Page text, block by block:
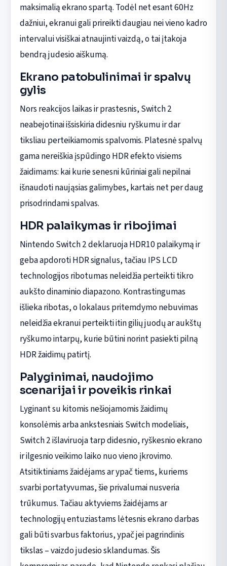
maksimalią ekrano spartą. Todėl net esant 60Hz
dažniui, ekranui gali prireikti daugiau nei vieno kadro
intervalui visiškai atnaujinti vaizdą, o tai įtakoja
bendrą judesio aiškumą.
Ekrano patobulinimai ir spalvų
gylis
Nors reakcijos laikas ir prastesnis, Switch 2
neabejotinai išsiskiria didesniu ryškumu ir dar
tiksliau perteikiamomis spalvomis. Platesnė spalvų
gama nereiškia įspūdingo HDR efekto visiems
žaidimams: kai kurie senesni kūriniai gali nepilnai
išnaudoti naująsias galimybes, kartais net per daug
prisodrindami spalvas.
HDR palaikymas ir ribojimai
Nintendo Switch 2 deklaruoja HDR10 palaikymą ir
geba apdoroti HDR signalus, tačiau IPS LCD
technologijos ribotumas neleidžia perteikti tikro
aukšto dinaminio diapazono. Kontrastingumas
išlieka ribotas, o lokalaus pritemdymo nebuvimas
neleidžia ekranui perteikti itin gilių juodų ar aukštų
ryškumo intarpų, kurie būtini norint pasiekti pilną
HDR žaidimų patirtį.
Palyginimai, naudojimo
scenarijai ir poveikis rinkai
Lyginant su kitomis nešiojamomis žaidimų
konsolėmis arba ankstesniais Switch modeliais,
Switch 2 išlaviruoja tarp didesnio, ryškesnio ekrano
ir ilgesnio veikimo laiko nuo vieno įkrovimo.
Atsitiktiniams žaidėjams ar ypač tiems, kuriems
svarbi portatyvumas, šie privalumai nusveria
trūkumus. Tačiau aktyviems žaidėjams ar
technologijų entuziastams lėtesnis ekrano darbas
gali būti svarbus faktorius, ypač jei pagrindinis
tikslas – vaizdo judesio sklandumas. Šis